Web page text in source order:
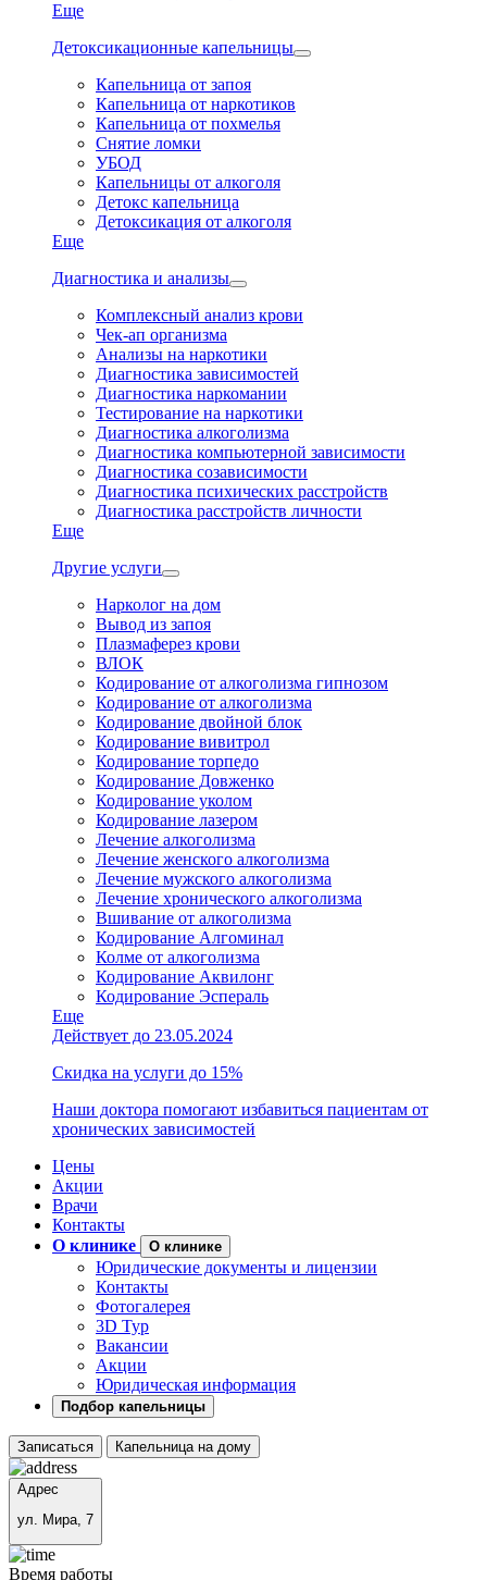
Еще
Детоксикационные капельницы
Капельница от запоя
Капельница от наркотиков
Капельница от похмелья
Снятие ломки
УБОД
Капельницы от алкоголя
Детокс капельница
Детоксикация от алкоголя
Еще
Диагностика и анализы
Комплексный анализ крови
Чек-ап организма
Анализы на наркотики
Диагностика зависимостей
Диагностика наркомании
Тестирование на наркотики
Диагностика алкоголизма
Диагностика компьютерной зависимости
Диагностика созависимости
Диагностика психических расстройств
Диагностика расстройств личности
Еще
Другие услуги
Нарколог на дом
Вывод из запоя
Плазмаферез крови
ВЛОК
Кодирование от алкоголизма гипнозом
Кодирование от алкоголизма
Кодирование двойной блок
Кодирование вивитрол
Кодирование торпедо
Кодирование Довженко
Кодирование уколом
Кодирование лазером
Лечение алкоголизма
Лечение женского алкоголизма
Лечение мужского алкоголизма
Лечение хронического алкоголизма
Вшивание от алкоголизма
Кодирование Алгоминал
Колме от алкоголизма
Кодирование Аквилонг
Кодирование Эспераль
Еще
Действует до 23.05.2024
Скидка на услуги до 15%
Наши доктора помогают избавиться пациентам от
хронических зависимостей
Цены
Акции
Врачи
Контакты
О клинике
О клинике
Юридические документы и лицензии
Контакты
Фотогалерея
3D Тур
Вакансии
Акции
Юридическая информация
Подбор капельницы
Записаться Капельница на дому
Адрес
ул. Мира, 7
Время работы